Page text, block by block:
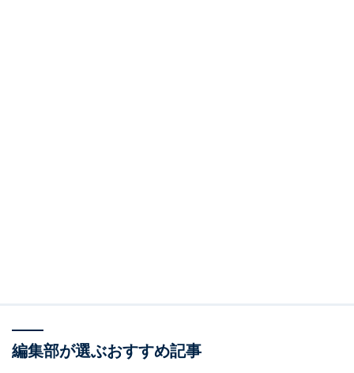
「松島温泉 ホテル絶景の館」は現在特別価格で宿泊可能
編集部が選ぶおすすめ記事